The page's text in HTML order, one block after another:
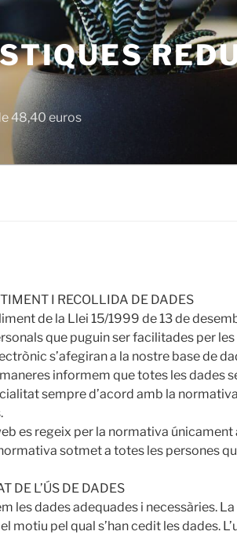
48,40 euros
I RECOLLIDA DE DADES
de la Llei 15/1999 de 13 de
que puguin ser facilitades per
s’afegiran a la nostre base de
informem que totes les dades
sempre d’acord amb la
es regeix per la normativa únicament
sotmet a totes les persones
DE L’ÚS DE DADES
les dades adequades i necessàries.
motiu pel qual s’han cedit les dades.